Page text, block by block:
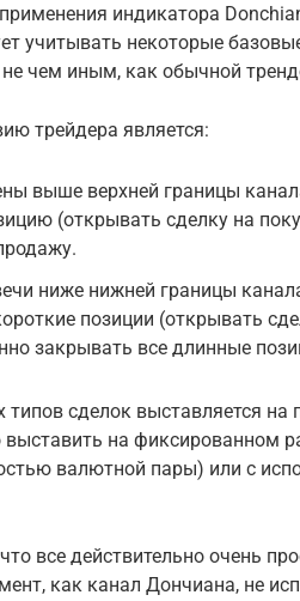
индикатора
учитывать некоторые
чем иным, как обычной
трейдера является:
выше верхней границы
(открывать сделку на
ниже нижней границы
позиции (открывать
закрывать все длинные
типов сделок выставляется
на фиксированном
валютной пары) или с
все действительно очень
как канал Дончиана, не